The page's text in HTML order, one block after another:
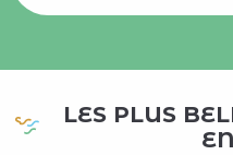
LES PLUS